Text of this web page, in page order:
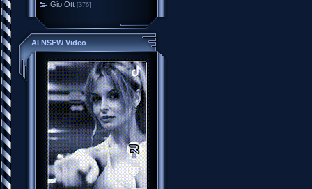
Gio Ott [376]
AI NSFW Video